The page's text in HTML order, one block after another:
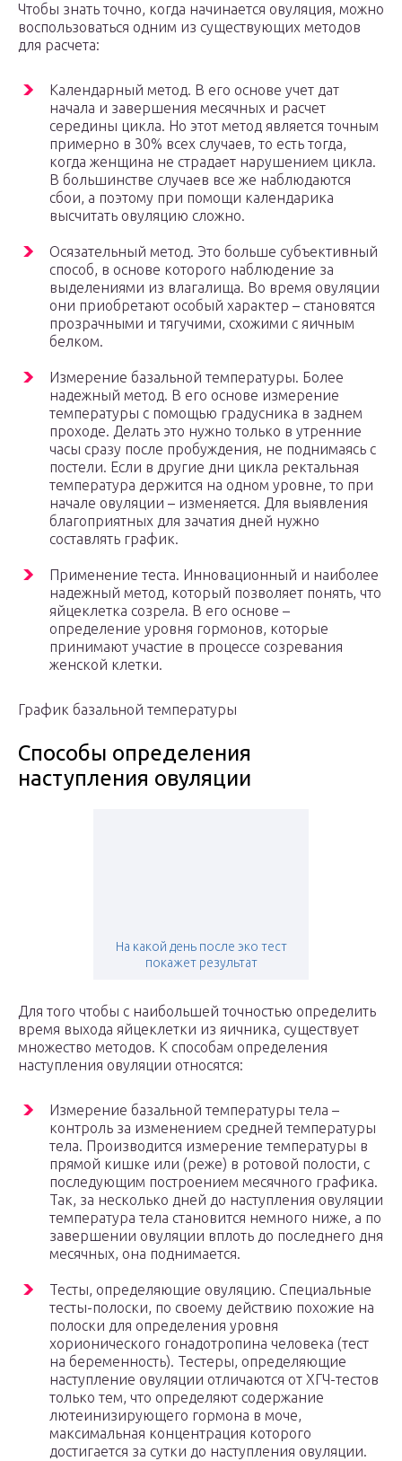
Чтобы знать точно, когда начинается овуляция, можно
воспользоваться одним из существующих методов
для расчета:
Календарный метод. В его основе учет дат
начала и завершения месячных и расчет
середины цикла. Но этот метод является точным
примерно в 30% всех случаев, то есть тогда,
когда женщина не страдает нарушением цикла.
В большинстве случаев все же наблюдаются
сбои, а поэтому при помощи календарика
высчитать овуляцию сложно.
Осязательный метод. Это больше субъективный
способ, в основе которого наблюдение за
выделениями из влагалища. Во время овуляции
они приобретают особый характер – становятся
прозрачными и тягучими, схожими с яичным
белком.
Измерение базальной температуры. Более
надежный метод. В его основе измерение
температуры с помощью градусника в заднем
проходе. Делать это нужно только в утренние
часы сразу после пробуждения, не поднимаясь с
постели. Если в другие дни цикла ректальная
температура держится на одном уровне, то при
начале овуляции – изменяется. Для выявления
благоприятных для зачатия дней нужно
составлять график.
Применение теста. Инновационный и наиболее
надежный метод, который позволяет понять, что
яйцеклетка созрела. В его основе –
определение уровня гормонов, которые
принимают участие в процессе созревания
женской клетки.
График базальной температуры
Способы определения
наступления овуляции
На какой день после эко тест
покажет результат
Для того чтобы с наибольшей точностью определить
время выхода яйцеклетки из яичника, существует
множество методов. К способам определения
наступления овуляции относятся:
Измерение базальной температуры тела –
контроль за изменением средней температуры
тела. Производится измерение температуры в
прямой кишке или (реже) в ротовой полости, с
последующим построением месячного графика.
Так, за несколько дней до наступления овуляции
температура тела становится немного ниже, а по
завершении овуляции вплоть до последнего дня
месячных, она поднимается.
Тесты, определяющие овуляцию. Специальные
тесты-полоски, по своему действию похожие на
полоски для определения уровня
хорионического гонадотропина человека (тест
на беременность). Тестеры, определяющие
наступление овуляции отличаются от ХГЧ-тестов
только тем, что определяют содержание
лютеинизирующего гормона в моче,
максимальная концентрация которого
достигается за сутки до наступления овуляции.